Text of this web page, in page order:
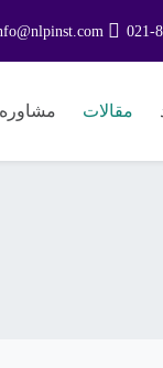
021-
مقالات مشاوره